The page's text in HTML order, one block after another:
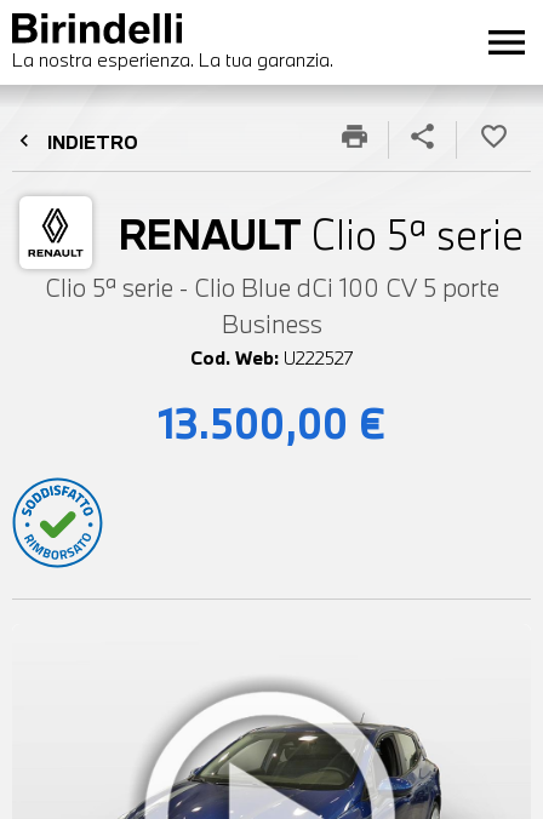
La nostra esperienza. La tua garanzia. menu
chevron_left INDIETRO
RENAULT Clio 5ª serie
Clio 5ª serie - Clio Blue dCi 100 CV 5 porte
Business
Cod. Web: U222527
print share favorite_border
13.500,00 €